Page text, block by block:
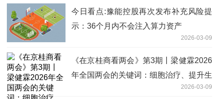
今日看点:豫能控股再次发布补充风险提
示：36个月内不会注入算力资产
2026-03-09
《在京桂商看两会》第3期丨梁健霖2026
年全国两会的关键词：细胞治疗、提升生
2026-03-09